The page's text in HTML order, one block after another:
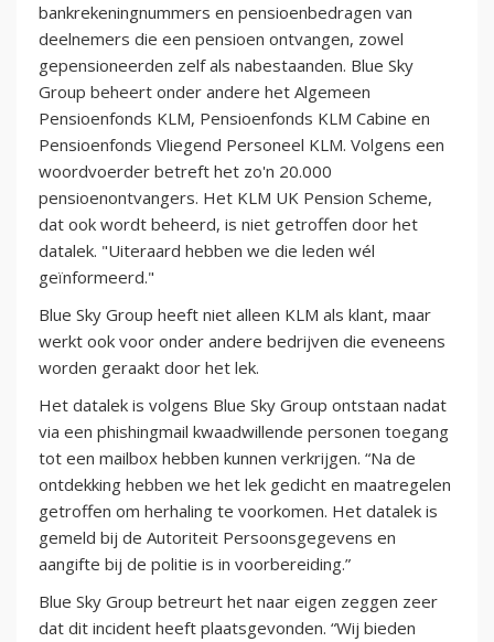
bankrekeningnummers en pensioenbedragen van
deelnemers die een pensioen ontvangen, zowel
gepensioneerden zelf als nabestaanden. Blue Sky
Group beheert onder andere het Algemeen
Pensioenfonds KLM, Pensioenfonds KLM Cabine en
Pensioenfonds Vliegend Personeel KLM. Volgens een
woordvoerder betreft het zo'n 20.000
pensioenontvangers. Het KLM UK Pension Scheme,
dat ook wordt beheerd, is niet getroffen door het
datalek. "Uiteraard hebben we die leden wél
geïnformeerd."
Blue Sky Group heeft niet alleen KLM als klant, maar
werkt ook voor onder andere bedrijven die eveneens
worden geraakt door het lek.
Het datalek is volgens Blue Sky Group ontstaan nadat
via een phishingmail kwaadwillende personen toegang
tot een mailbox hebben kunnen verkrijgen. “Na de
ontdekking hebben we het lek gedicht en maatregelen
getroffen om herhaling te voorkomen. Het datalek is
gemeld bij de Autoriteit Persoonsgegevens en
aangifte bij de politie is in voorbereiding.”
Blue Sky Group betreurt het naar eigen zeggen zeer
dat dit incident heeft plaatsgevonden. “Wij bieden